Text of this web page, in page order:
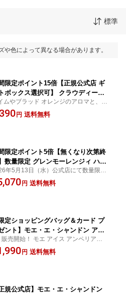
標準
や色によって異なる場合があります。
限定ポイント15倍【正規公式店 ギ
ボックス選択可】 クラウディーベ
ャルドネ 750ml (ニュージーランド
イン 辛口) ／ CLOUDY BAY CHAR
ムやブラッド オレンジのアロマと、ヌ
やナッツの香ばしさに加えて深いミネ
感が特徴的なクラシックな味わいで
円 送料無料
限定ポイント5倍【無くなり次第終
数量限定 グレンモーレンジィ ハリ
・フォード リミテッドエディショ
FORD 正規公式店 送料
年5月13日（水）公式店にて数量限定
！ グレンモーレンジィが名優ハリソ
フォードへ捧げる特別な一本、グレン
円 送料無料
限定ショッピングバッグ＆カード プ
ント】モエ・エ・シャンドン アイ
ンペリアル ファレル・ウィリアム
定商品 ギフトボックス選択可 750
販売開始！ モエ アイス アンペリアル フ
ル・ウィリアムス 限定デザインボトル
一緒に楽しむために造られたシャンパ
円 送料無料
正規公式店】モエ・エ・シャンドン